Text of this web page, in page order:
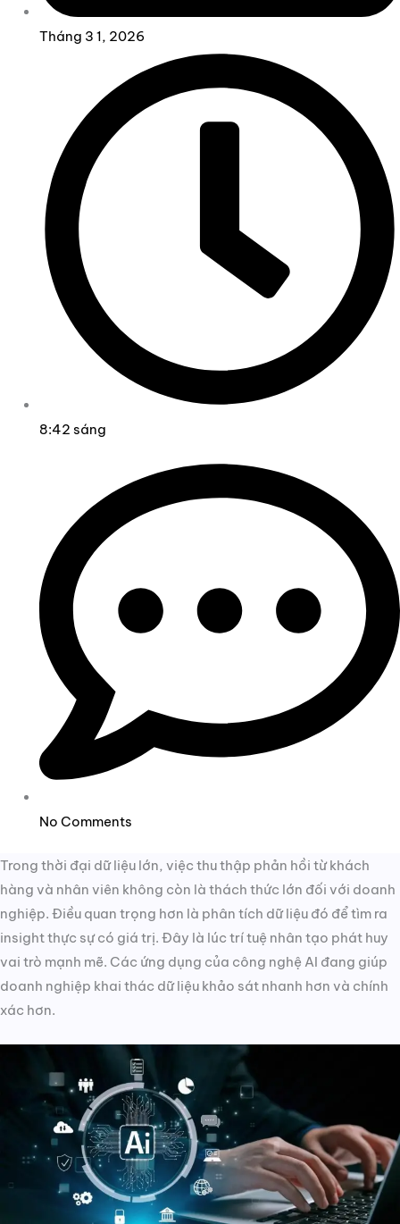
Tháng 3 1, 2026
8:42 sáng
No Comments
Trong thời đại dữ liệu lớn, việc thu thập phản hồi từ khách
hàng và nhân viên không còn là thách thức lớn đối với doanh
nghiệp. Điều quan trọng hơn là phân tích dữ liệu đó để tìm ra
insight thực sự có giá trị. Đây là lúc trí tuệ nhân tạo phát huy
vai trò mạnh mẽ. Các ứng dụng của công nghệ AI đang giúp
doanh nghiệp khai thác dữ liệu khảo sát nhanh hơn và chính
xác hơn.